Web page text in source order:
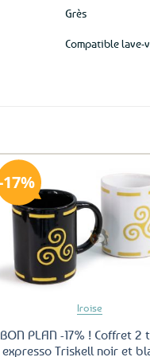
Grès
Compatible lave-
17%
Iroise
BON PLAN -17% ! Coffret 2
expresso Triskell noir et